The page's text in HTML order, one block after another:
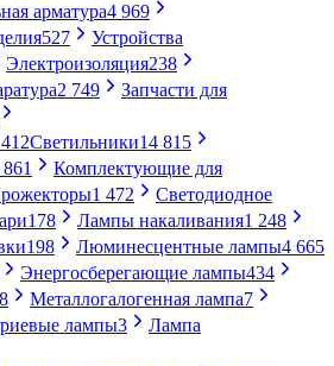
арматура4 969
527
Устройства
Электроизоляция238
2 749
Запчасти для
Светильники14 815
Комплектующие для
1 472
Светодиодное
178 Лампы накаливания1 248
198 Люминесцентные лампы4 665
Энергосберегающие лампы434
Металлогалогенная лампа7
лампы3
Лампа